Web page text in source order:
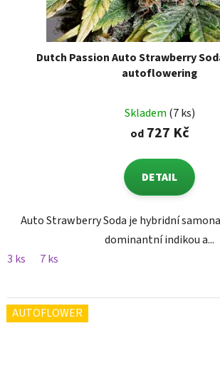
Dutch Passion Auto Strawberry
autoflowering
Skladem (7 ks)
od727 Kč
DETAIL
Auto Strawberry Soda je hybridní
dominantní indikou a...
3 ks
7 ks
AUTOFLOWER